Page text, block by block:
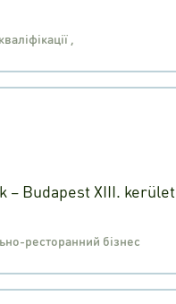
– Budapest XIII. kerület
ресторанний бізнес